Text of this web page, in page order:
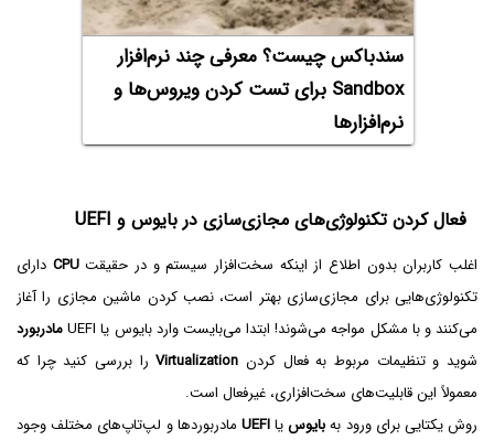
سندباکس چیست؟ معرفی چند نرم‌افزار
Sandbox برای تست کردن ویروس‌ها و
نرم‌افزارها
فعال کردن تکنولوژی‌های مجازی‌سازی در بایوس و UEFI
اغلب کاربران بدون اطلاع از اینکه سخت‌افزار سیستم و در حقیقتCPU دارای
تکنولوژی‌هایی برای مجازی‌سازی بهتر است، نصب کردن ماشین مجازی را آغاز
می‌کنند و با مشکل مواجه می‌شوند! ابتدا می‌بایست وارد بایوس یا UEFI
مادربورد
شوید و تنظیمات مربوط به فعال کردن Virtualizationرا بررسی کنید چرا که
معمولاً این قابلیت‌های سخت‌افزاری، غیرفعال است.
روش یکتایی برای ورود بهبایوسیاUEFI مادربوردها و لپ‌تاپ‌های مختلف وجود